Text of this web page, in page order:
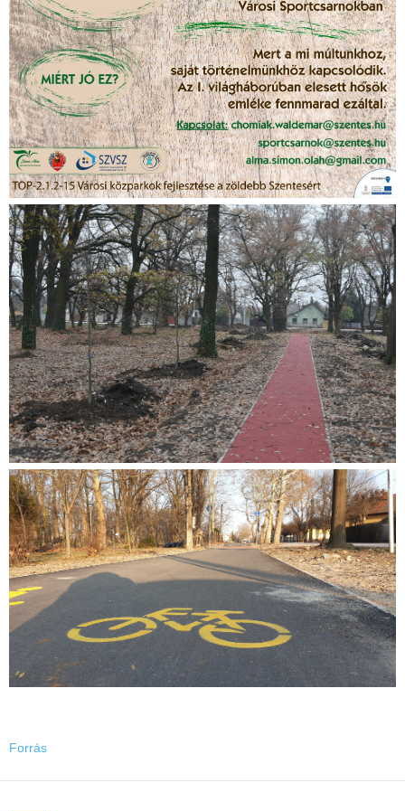
Forrás